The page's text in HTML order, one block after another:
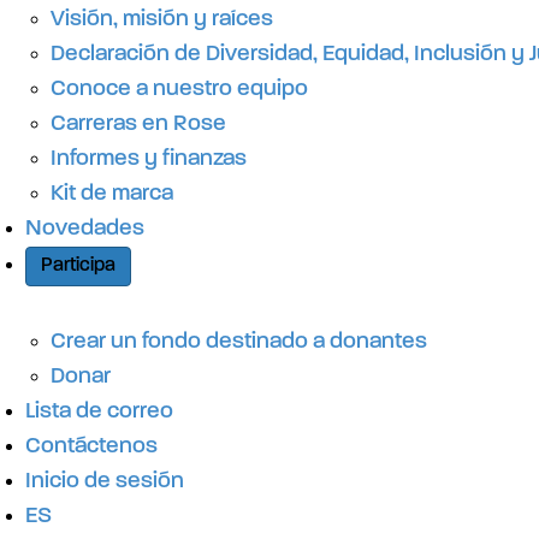
á
p
i
d
o
Visión, misión y raíces
Declaración de Diversidad, Equidad, Inclusión y
Conoce a nuestro equipo
Carreras en Rose
Informes y finanzas
Kit de marca
Novedades
Participa
Crear un fondo destinado a donantes
Donar
Lista de correo
Contáctenos
Inicio de sesión
ES